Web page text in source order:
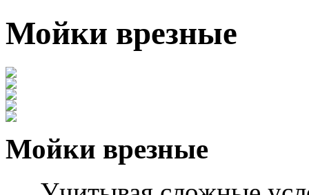
Мойки врезные
Мойки врезные